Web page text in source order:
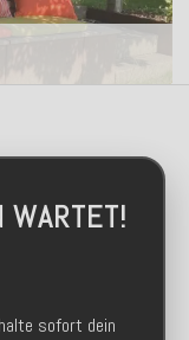
WARTET!
sofort dein